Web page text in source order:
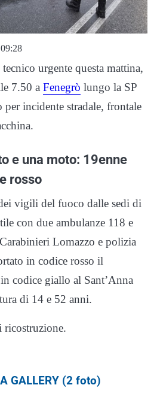
urgente questa mattina,
7.50 a Fenegrò lungo la SP
per incidente stradale, frontale
e una moto: 19enne
rosso
vigili del fuoco dalle sedi di
con due ambulanze 118 e
Lomazzo e polizia
in codice rosso il
codice giallo al Sant’Anna
di 14 e 52 anni.
ricostruzione.
GALLERY (2 foto)